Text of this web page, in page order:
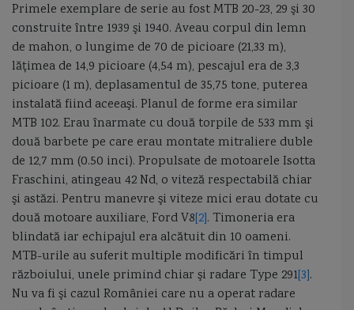
nava cu efect de suprafata surface effect ship nava de patrulare
nava maritima hidrografica
nava maritima hidrografica Alexandru Catuneanu
nava pentru cercetări maritime şi scafandri Grigore Antipa
nava proiect 23900 Ivan Rogov nava scoala nava SWATH
Naval Group nave la dunare nave medievale nave pe perna de aer
nave purtatoare de rachete nave romanesti
navele Proiect 12700 Alexandrit Nibbio Nicolae Dumitrescu Maican
Primele exemplare de serie au fost MTB 20-23, 29 şi 30
construite între 1939 şi 1940. Aveau corpul din lemn
de mahon, o lungime de 70 de picioare (21,33 m),
lăţimea de 14,9 picioare (4,54 m), pescajul era de 3,3
picioare (1 m), deplasamentul de 35,75 tone, puterea
instalată fiind aceeaşi. Planul de forme era similar
MTB 102. Erau înarmate cu două torpile de 533 mm şi
două barbete pe care erau montate mitraliere duble
de 12,7 mm (0.50 inci). Propulsate de motoarele Isotta
Fraschini, atingeau 42 Nd, o viteză respectabilă chiar
şi astăzi. Pentru manevre şi viteze mici erau dotate cu
două motoare auxiliare, Ford V8[2]. Timoneria era
blindată iar echipajul era alcătuit din 10 oameni.
MTB-urile au suferit multiple modificări în timpul
războiului, unele primind chiar şi radare Type 291[3].
Nu va fi şi cazul României care nu a operat radare